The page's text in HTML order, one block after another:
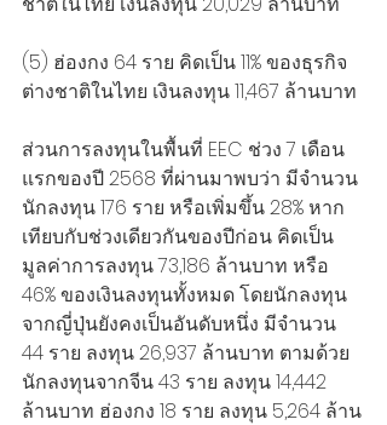
(5) ฮ่องกง 64 ราย คิดเป็น 11% ของธุรกิจ
ต่างชาติในไทย เงินลงทุน 11,467 ล้านบาท
ส่วนการลงทุนในพื้นที่ EEC ช่วง 7 เดือน
แรกของปี 2568 ที่ผ่านมาพบว่า มีจำนวน
นักลงทุน 176 ราย หรือเพิ่มขึ้น 28% หาก
เทียบกับช่วงเดียวกันของปีก่อน คิดเป็น
มูลค่าการลงทุน 73,186 ล้านบาท หรือ
46% ของเงินลงทุนทั้งหมด โดยนักลงทุน
จากญี่ปุ่นยังคงเป็นอันดับหนึ่ง มีจำนวน
44 ราย ลงทุน 26,937 ล้านบาท ตามด้วย
นักลงทุนจากจีน 43 ราย ลงทุน 14,442
ล้านบาท ฮ่องกง 18 ราย ลงทุน 5,264 ล้าน